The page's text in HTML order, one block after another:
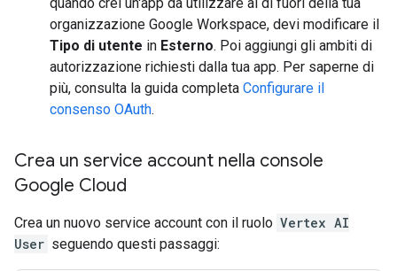
quando crei un'app da utilizzare al di fuori della tua
organizzazione Google Workspace, devi modificare il
Tipo di utente in Esterno. Poi aggiungi gli ambiti di
autorizzazione richiesti dalla tua app. Per saperne di
più, consulta la guida completa Configurare il
consenso OAuth.
Crea un service account nella console
Google Cloud
Crea un nuovo service account con il ruolo Vertex AI
User seguendo questi passaggi: